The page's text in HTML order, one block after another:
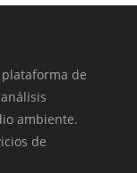
de
ambiente.
de